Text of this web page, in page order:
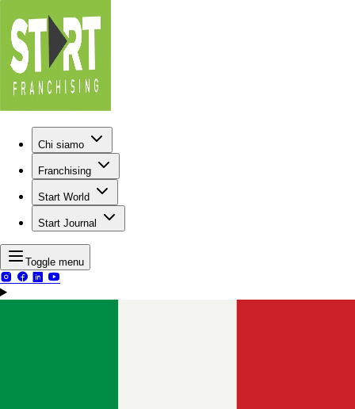
Chi siamo
Franchising
Start World
Start Journal
Toggle menu